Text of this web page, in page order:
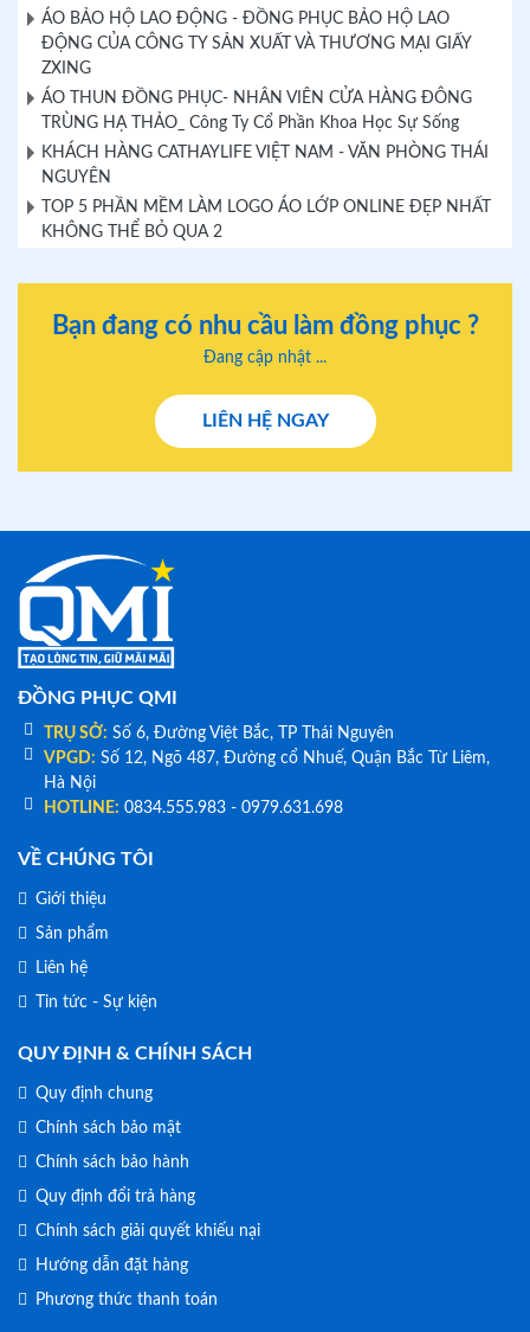
ÁO BẢO HỘ LAO ĐỘNG - ĐỒNG PHỤC BẢO HỘ LAO
ĐỘNG CỦA CÔNG TY SẢN XUẤT VÀ THƯƠNG MẠI GIẤY
ZXING
ÁO THUN ĐỒNG PHỤC- NHÂN VIÊN CỬA HÀNG ĐÔNG
TRÙNG HẠ THẢO_ Công Ty Cổ Phần Khoa Học Sự Sống
KHÁCH HÀNG CATHAYLIFE VIỆT NAM - VĂN PHÒNG THÁI
NGUYÊN
TOP 5 PHẦN MỀM LÀM LOGO ÁO LỚP ONLINE ĐẸP NHẤT
KHÔNG THỂ BỎ QUA 2
Bạn đang có nhu cầu làm đồng phục ?
Đang cập nhật ...
LIÊN HỆ NGAY
ĐỒNG PHỤC QMI
TRỤ SỞ: Số 6, Đường Việt Bắc, TP Thái Nguyên
VPGD: Số 12, Ngõ 487, Đường cổ Nhuế, Quận Bắc Từ Liêm,
Hà Nội
HOTLINE: 0834.555.983 - 0979.631.698
VỀ CHÚNG TÔI
Giới thiệu
Sản phẩm
Liên hệ
Tin tức - Sự kiện
QUY ĐỊNH & CHÍNH SÁCH
Quy định chung
Chính sách bảo mật
Chính sách bảo hành
Quy định đổi trả hàng
Chính sách giải quyết khiếu nại
Hướng dẫn đặt hàng
Phương thức thanh toán